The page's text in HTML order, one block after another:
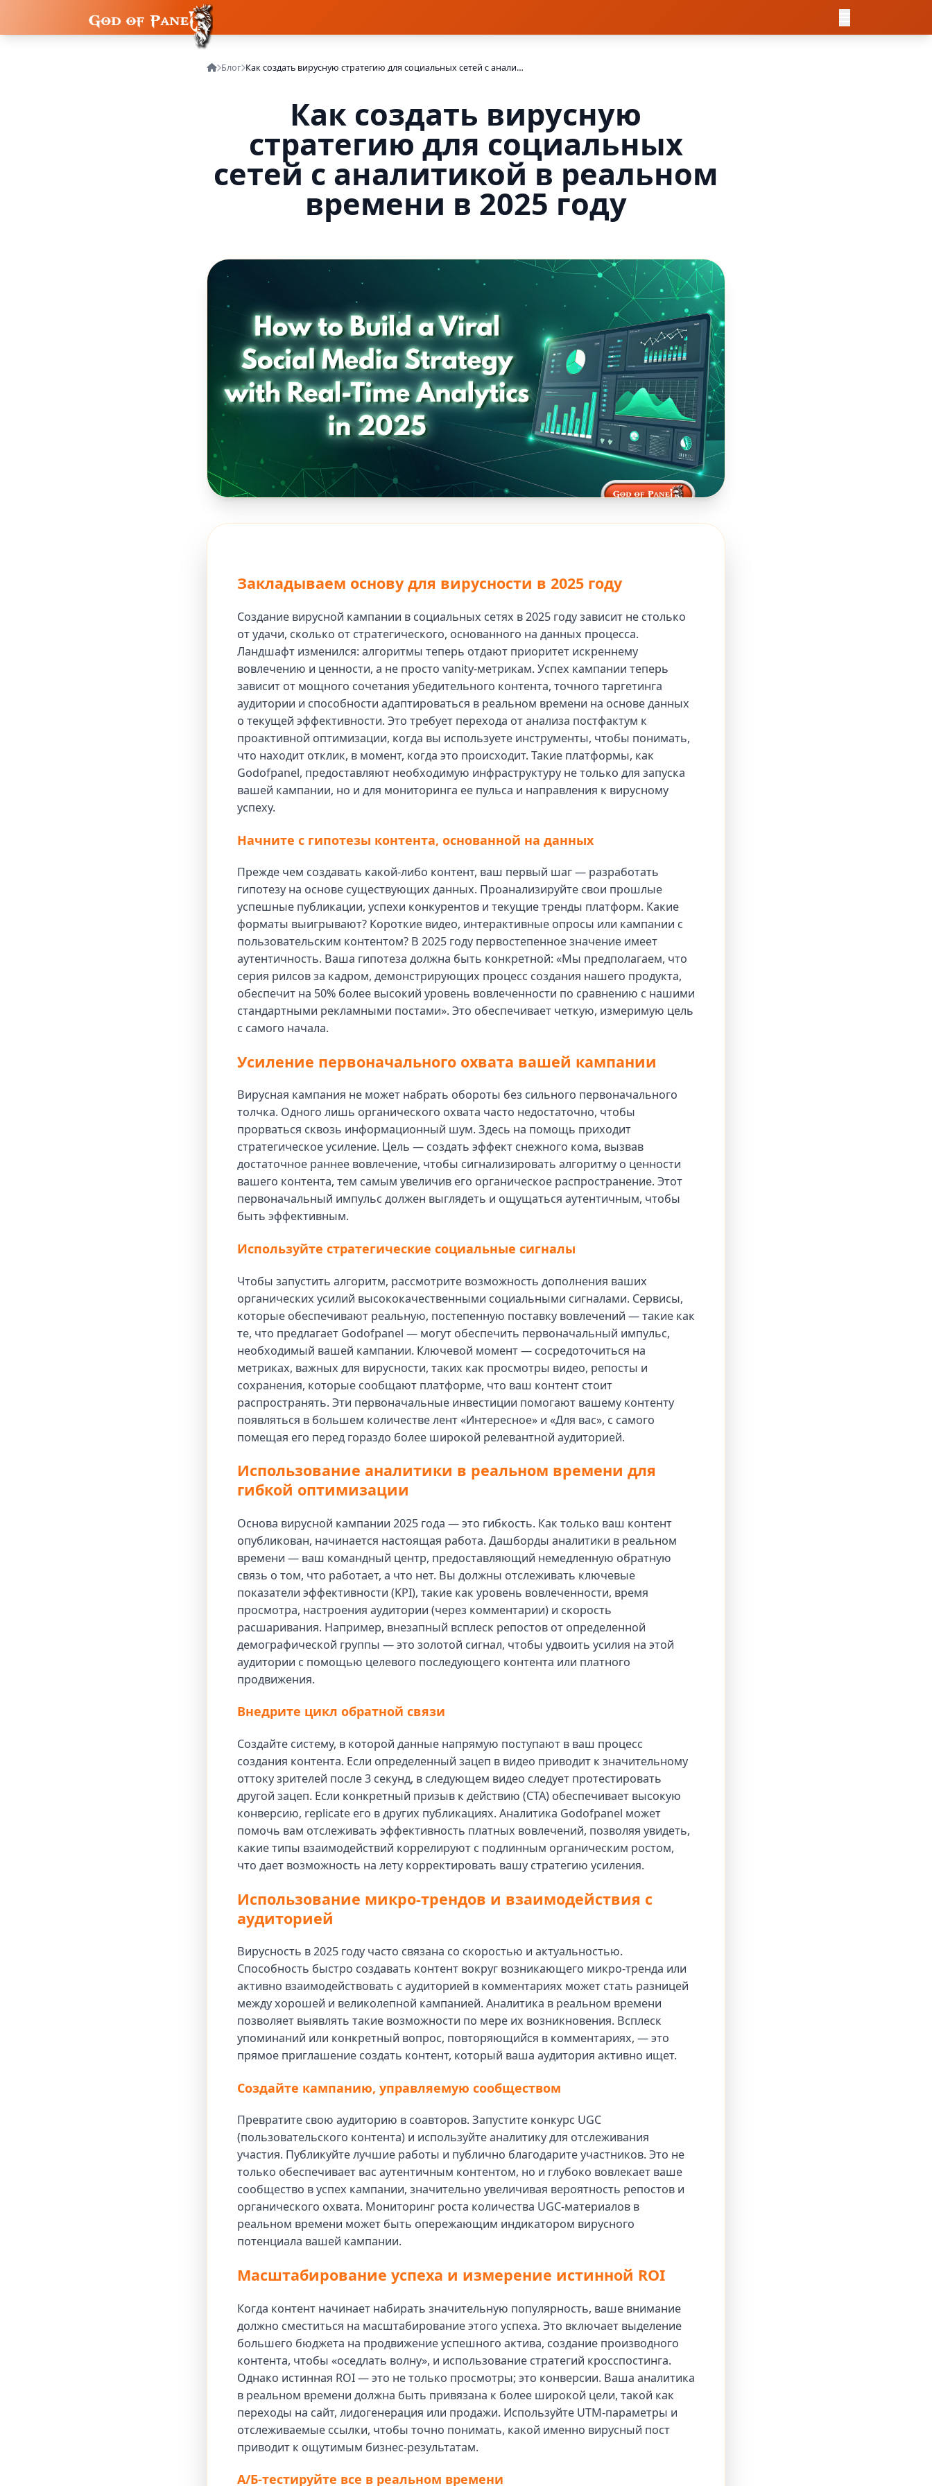
Блог Как создать вирусную стратегию для социальных сетей с аналитикой в реальном времени в 2025 году
Как создать вирусную
стратегию для социальных
сетей с аналитикой в реальном
времени в 2025 году
Закладываем основу для вирусности в 2025 году
Создание вирусной кампании в социальных сетях в 2025 году зависит не столько
от удачи, сколько от стратегического, основанного на данных процесса.
Ландшафт изменился: алгоритмы теперь отдают приоритет искреннему
вовлечению и ценности, а не просто vanity-метрикам. Успех кампании теперь
зависит от мощного сочетания убедительного контента, точного таргетинга
аудитории и способности адаптироваться в реальном времени на основе данных
о текущей эффективности. Это требует перехода от анализа постфактум к
проактивной оптимизации, когда вы используете инструменты, чтобы понимать,
что находит отклик, в момент, когда это происходит. Такие платформы, как
Godofpanel, предоставляют необходимую инфраструктуру не только для запуска
вашей кампании, но и для мониторинга ее пульса и направления к вирусному
успеху.
Начните с гипотезы контента, основанной на данных
Прежде чем создавать какой-либо контент, ваш первый шаг — разработать
гипотезу на основе существующих данных. Проанализируйте свои прошлые
успешные публикации, успехи конкурентов и текущие тренды платформ. Какие
форматы выигрывают? Короткие видео, интерактивные опросы или кампании с
пользовательским контентом? В 2025 году первостепенное значение имеет
аутентичность. Ваша гипотеза должна быть конкретной: «Мы предполагаем, что
серия рилсов за кадром, демонстрирующих процесс создания нашего продукта,
обеспечит на 50% более высокий уровень вовлеченности по сравнению с нашими
стандартными рекламными постами». Это обеспечивает четкую, измеримую цель
с самого начала.
Усиление первоначального охвата вашей кампании
Вирусная кампания не может набрать обороты без сильного первоначального
толчка. Одного лишь органического охвата часто недостаточно, чтобы
прорваться сквозь информационный шум. Здесь на помощь приходит
стратегическое усиление. Цель — создать эффект снежного кома, вызвав
достаточное раннее вовлечение, чтобы сигнализировать алгоритму о ценности
вашего контента, тем самым увеличив его органическое распространение. Этот
первоначальный импульс должен выглядеть и ощущаться аутентичным, чтобы
быть эффективным.
Используйте стратегические социальные сигналы
Чтобы запустить алгоритм, рассмотрите возможность дополнения ваших
органических усилий высококачественными социальными сигналами. Сервисы,
которые обеспечивают реальную, постепенную поставку вовлечений — такие как
те, что предлагает Godofpanel — могут обеспечить первоначальный импульс,
необходимый вашей кампании. Ключевой момент — сосредоточиться на
метриках, важных для вирусности, таких как просмотры видео, репосты и
сохранения, которые сообщают платформе, что ваш контент стоит
распространять. Эти первоначальные инвестиции помогают вашему контенту
появляться в большем количестве лент «Интересное» и «Для вас», с самого
помещая его перед гораздо более широкой релевантной аудиторией.
Использование аналитики в реальном времени для
гибкой оптимизации
Основа вирусной кампании 2025 года — это гибкость. Как только ваш контент
опубликован, начинается настоящая работа. Дашборды аналитики в реальном
времени — ваш командный центр, предоставляющий немедленную обратную
связь о том, что работает, а что нет. Вы должны отслеживать ключевые
показатели эффективности (KPI), такие как уровень вовлеченности, время
просмотра, настроения аудитории (через комментарии) и скорость
расшаривания. Например, внезапный всплеск репостов от определенной
демографической группы — это золотой сигнал, чтобы удвоить усилия на этой
аудитории с помощью целевого последующего контента или платного
продвижения.
Внедрите цикл обратной связи
Создайте систему, в которой данные напрямую поступают в ваш процесс
создания контента. Если определенный зацеп в видео приводит к значительному
оттоку зрителей после 3 секунд, в следующем видео следует протестировать
другой зацеп. Если конкретный призыв к действию (CTA) обеспечивает высокую
конверсию, replicate его в других публикациях. Аналитика Godofpanel может
помочь вам отслеживать эффективность платных вовлечений, позволяя увидеть,
какие типы взаимодействий коррелируют с подлинным органическим ростом,
что дает возможность на лету корректировать вашу стратегию усиления.
Использование микро-трендов и взаимодействия с
аудиторией
Вирусность в 2025 году часто связана со скоростью и актуальностью.
Способность быстро создавать контент вокруг возникающего микро-тренда или
активно взаимодействовать с аудиторией в комментариях может стать разницей
между хорошей и великолепной кампанией. Аналитика в реальном времени
позволяет выявлять такие возможности по мере их возникновения. Всплеск
упоминаний или конкретный вопрос, повторяющийся в комментариях, — это
прямое приглашение создать контент, который ваша аудитория активно ищет.
Создайте кампанию, управляемую сообществом
Превратите свою аудиторию в соавторов. Запустите конкурс UGC
(пользовательского контента) и используйте аналитику для отслеживания
участия. Публикуйте лучшие работы и публично благодарите участников. Это не
только обеспечивает вас аутентичным контентом, но и глубоко вовлекает ваше
сообщество в успех кампании, значительно увеличивая вероятность репостов и
органического охвата. Мониторинг роста количества UGC-материалов в
реальном времени может быть опережающим индикатором вирусного
потенциала вашей кампании.
Масштабирование успеха и измерение истинной ROI
Когда контент начинает набирать значительную популярность, ваше внимание
должно сместиться на масштабирование этого успеха. Это включает выделение
большего бюджета на продвижение успешного актива, создание производного
контента, чтобы «оседлать волну», и использование стратегий кросспостинга.
Однако истинная ROI — это не только просмотры; это конверсии. Ваша аналитика
в реальном времени должна быть привязана к более широкой цели, такой как
переходы на сайт, лидогенерация или продажи. Используйте UTM-параметры и
отслеживаемые ссылки, чтобы точно понимать, какой именно вирусный пост
приводит к ощутимым бизнес-результатам.
А/Б-тестируйте все в реальном времени